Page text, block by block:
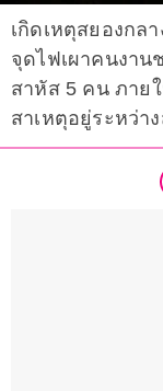
เกิดเหตุสยองกล
จุดไฟเผาคนงาน
สาหัส 5 คน ภาย
สาเหตุอยู่ระหว่า